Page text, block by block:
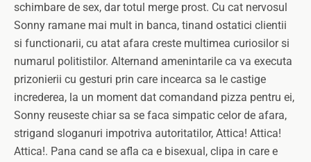
schimbare de sex, dar totul merge prost. Cu cat nervosul
Sonny ramane mai mult in banca, tinand ostatici clientii
si functionarii, cu atat afara creste multimea curiosilor si
numarul politistilor. Alternand amenintarile ca va executa
prizonierii cu gesturi prin care incearca sa le castige
increderea, la un moment dat comandand pizza pentru ei,
Sonny reuseste chiar sa se faca simpatic celor de afara,
strigand sloganuri impotriva autoritatilor, Attica! Attica!
Attica!. Pana cand se afla ca e bisexual, clipa in care e